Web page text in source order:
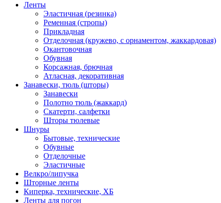
Ленты
Эластичная (резинка)
Ременная (стропы)
Прикладная
Отделочная (кружево, с орнаментом, жаккардовая)
Окантовочная
Обувная
Корсажная, брючная
Атласная, декоративная
Занавески, тюль (шторы)
Занавески
Полотно тюль (жаккард)
Скатерти, салфетки
Шторы тюлевые
Шнуры
Бытовые, технические
Обувные
Отделочные
Эластичные
Велкро/липучка
Шторные ленты
Киперка, технические, ХБ
Ленты для погон